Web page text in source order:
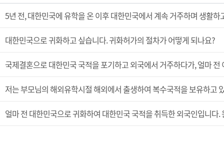
5년 전, 대한민국에 유학을 온 이후 대한민국에서 계속 거주하며 생활
대한민국으로 귀화하고 싶습니다. 귀화허가의 절차가 어떻게 되나요?
국제결혼으로 대한민국 국적을 포기하고 외국에서 거주하다가, 얼마
저는 부모님의 해외유학시절 해외에서 출생하여 복수국적을 보유하고
얼마 전 대한민국으로 귀화하여 대한민국 국적을 취득한 외국인입니다